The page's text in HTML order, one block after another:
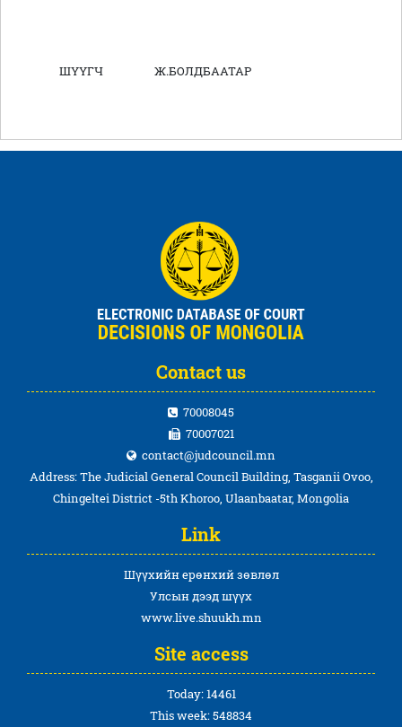
ШҮҮГЧ Ж.БОЛДБААТАР
Contact us
70008045
70007021
contact@judcouncil.mn
Address: The Judicial General Council Building, Tasganii Ovoo,
Chingeltei District -5th Khoroo, Ulaanbaatar, Mongolia
Link
Шүүхийн ерөнхий зөвлөл
Улсын дээд шүүх
www.live.shuukh.mn
Site access
Today: 14461
This week: 548834